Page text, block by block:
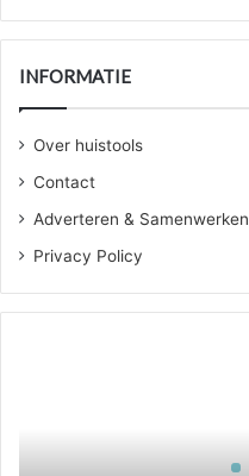
INFORMATIE
Over huistools
Contact
Adverteren & Samenwerken
Privacy Policy